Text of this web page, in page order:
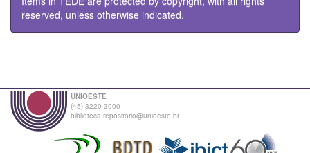
reserved, unless otherwise indicated.
UNIOESTE
(45) 3220-3000
biblioteca.repositorio@unioeste.br